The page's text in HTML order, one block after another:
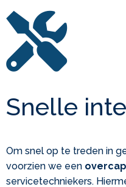
Snelle
Om snel op te treden in
voorzien we een
servicetechniekers.